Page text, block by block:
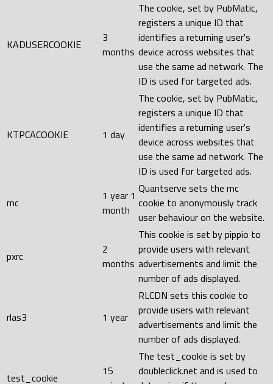
KADUSERCOOKIE
3
months
The cookie, set by PubMatic,
registers a unique ID that
identifies a returning user's
device across websites that
use the same ad network. The
ID is used for targeted ads.
KTPCACOOKIE 1 day
The cookie, set by PubMatic,
registers a unique ID that
identifies a returning user's
device across websites that
use the same ad network. The
ID is used for targeted ads.
mc
1 year 1
month
Quantserve sets the mc
cookie to anonymously track
user behaviour on the website.
pxrc
2
months
This cookie is set by pippio to
provide users with relevant
advertisements and limit the
number of ads displayed.
rlas3 1 year
RLCDN sets this cookie to
provide users with relevant
advertisements and limit the
number of ads displayed.
test_cookie
15
The test_cookie is set by
doubleclick.net and is used to